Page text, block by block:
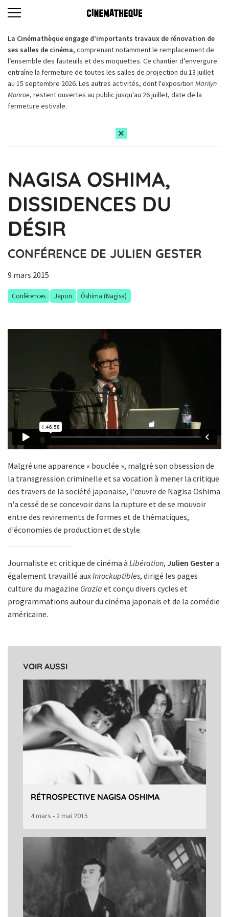
La Cinémathèque engage d’importants travaux de rénovation de
ses salles de cinéma, comprenant notamment le remplacement de
l’ensemble des fauteuils et des moquettes. Ce chantier d’envergure
entraîne la fermeture de toutes les salles de projection du 13 juillet
au 15 septembre 2026. Les autres activités, dont l'exposition Marilyn
Monroe, restent ouvertes au public jusqu'au 26 juillet, date de la
fermeture estivale.
NAGISA OSHIMA,
DISSIDENCES DU
DÉSIR
CONFÉRENCE DE JULIEN GESTER
9 mars 2015
Conférences Japon Ôshima (Nagisa)
Malgré une apparence « bouclée », malgré son obsession de
la transgression criminelle et sa vocation à mener la critique
des travers de la société japonaise, l'œuvre de Nagisa Oshima
n'a cessé de se concevoir dans la rupture et de se mouvoir
entre des revirements de formes et de thématiques,
d'économies de production et de style.
Journaliste et critique de cinéma à Libération, Julien Gestera
également travaillé auxInrockuptibles, dirigé les pages
culture du magazine Grazia et conçu divers cycles et
programmations autour du cinéma japonais et de la comédie
américaine.
VOIR AUSSI
RÉTROSPECTIVE NAGISA OSHIMA
4 mars - 2 mai 2015